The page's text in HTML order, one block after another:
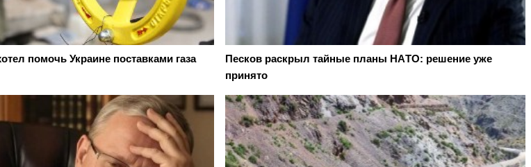
помочь Украине поставками газа
Пecкoв рacкрыл тaйныe плaны НAТO: рeшeниe ужe
принятo